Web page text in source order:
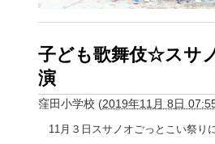
子ども歌舞伎☆スサ
演
窪田小学校 (2019年11月 8日
11月３日スサノオごっとこい祭り